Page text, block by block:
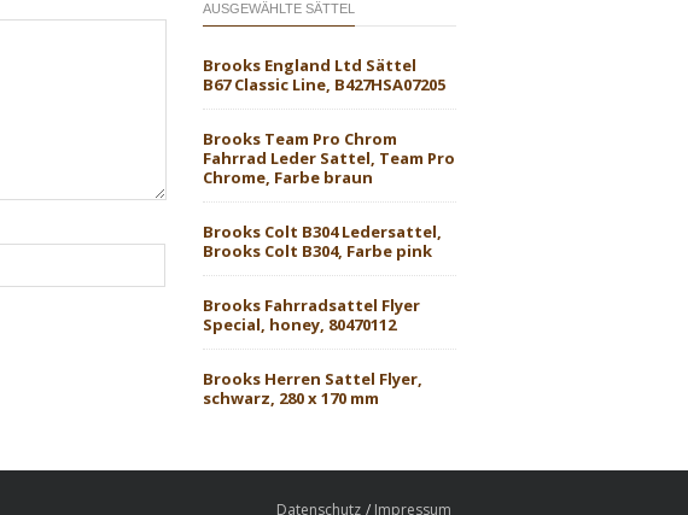
AUSGEWÄHLTE SÄTTEL
Brooks England Ltd Sättel
B67 Classic Line, B427HSA07205
Brooks Team Pro Chrom
Fahrrad Leder Sattel, Team Pro
Chrome, Farbe braun
Brooks Colt B304 Ledersattel,
Brooks Colt B304, Farbe pink
Brooks Fahrradsattel Flyer
Special, honey, 80470112
Brooks Herren Sattel Flyer,
schwarz, 280 x 170 mm
Datenschutz Impressum